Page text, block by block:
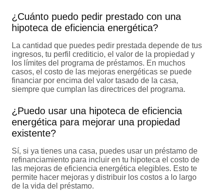
¿Cuánto puedo pedir prestado con una
hipoteca de eficiencia energética?
La cantidad que puedes pedir prestada depende de tus
ingresos, tu perfil crediticio, el valor de la propiedad y
los límites del programa de préstamos. En muchos
casos, el costo de las mejoras energéticas se puede
financiar por encima del valor tasado de la casa,
siempre que cumplan las directrices del programa.
¿Puedo usar una hipoteca de eficiencia
energética para mejorar una propiedad
existente?
Sí, si ya tienes una casa, puedes usar un préstamo de
refinanciamiento para incluir en tu hipoteca el costo de
las mejoras de eficiencia energética elegibles. Esto te
permite hacer mejoras y distribuir los costos a lo largo
de la vida del préstamo.